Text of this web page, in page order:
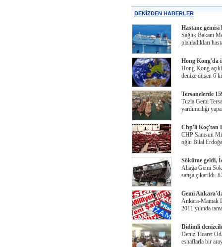
DENİZDEN HABERLER
Hastane gemisi
Sağlık Bakanı
planladıkları
Hong Kong'da
Hong Kong
denize düşen 6
Tersanelerde
Tuzla Gemi
yardımcılığı
Chp'li Koç'tan
CHP Samsun
oğlu Bilal
Söküme geldi,
Aliağa Gemi
satışa
Gemi
Ankara-Mamak
2011 yılında
Didimli
Deniz Ticaret
esnaflarla bir